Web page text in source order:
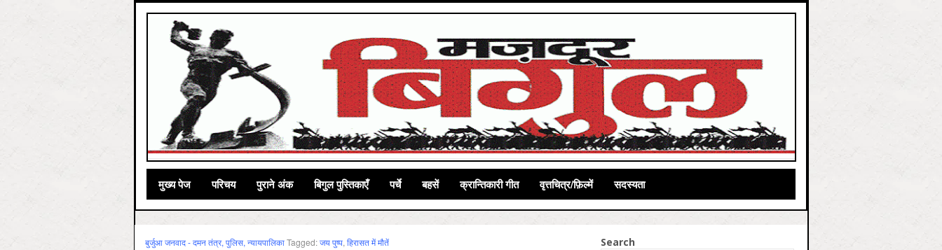
मुख्‍य पेज परिचय पुराने अंक बिगुल पुस्तिकाएँ पर्चे बहसें क्रान्तिकारी गीत वृत्तचित्र/फ़िल्में सदस्यता
बुर्जुआ जनवाद - दमन तंत्र, पुलिस, न्‍यायपालिकाTagged:जय पुष्‍प, हिरासत में मौतें Search